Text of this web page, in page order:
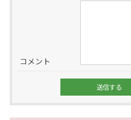
コメント